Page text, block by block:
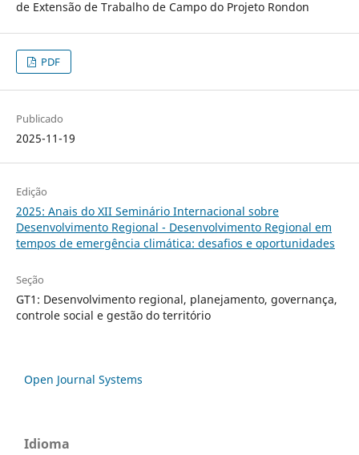
de Extensão de Trabalho de Campo do Projeto Rondon
PDF
Publicado
2025-11-19
Edição
2025: Anais do XII Seminário Internacional sobre
Desenvolvimento Regional - Desenvolvimento Regional em
tempos de emergência climática: desafios e oportunidades
Seção
GT1: Desenvolvimento regional, planejamento, governança,
controle social e gestão do território
Open Journal Systems
Idioma